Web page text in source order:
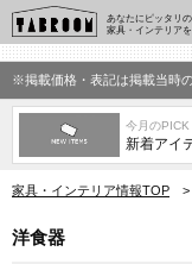
あなたにピッタリの
家具・インテリアを
※掲載価格・表記は掲載当時の
今月のPICK
新着アイ
家具・インテリア情報TOP >
洋食器